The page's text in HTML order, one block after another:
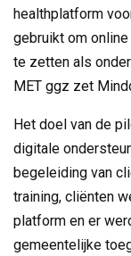
healthplatform
gebruikt om
te zetten als
MET ggz zet
Het doel van de
digitale
begeleiding van
training, cliënten
platform en er
gemeentelijke